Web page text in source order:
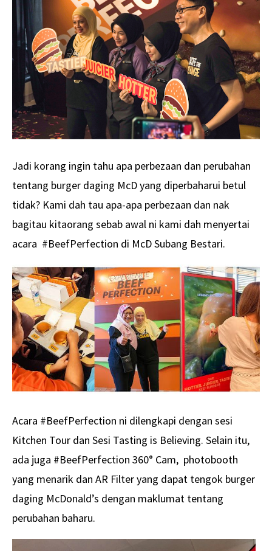
Jadi korang ingin tahu apa perbezaan dan perubahan
tentang burger daging McD yang diperbaharui betul
tidak? Kami dah tau apa-apa perbezaan dan nak
bagitau kitaorang sebab awal ni kami dah menyertai
acara #BeefPerfection di McD Subang Bestari.
Acara #BeefPerfection ni dilengkapi dengan sesi
Kitchen Tour dan Sesi Tasting is Believing. Selain itu,
ada juga #BeefPerfection 360° Cam, photobooth
yang menarik dan AR Filter yang dapat tengok burger
daging McDonald’s dengan maklumat tentang
perubahan baharu.